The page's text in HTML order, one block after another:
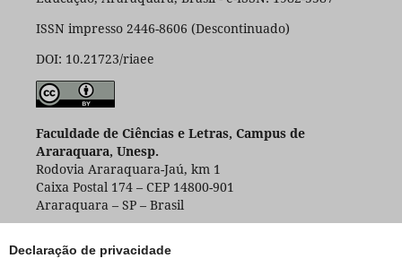
Declaração de privacidade
ISSN impresso 2446-8606 (Descontinuado)
DOI: 10.21723/riaee
Faculdade de Ciências e Letras, Campus de
Araraquara, Unesp.
Rodovia Araraquara-Jaú, km 1
Caixa Postal 174 – CEP 14800-901
Araraquara – SP – Brasil